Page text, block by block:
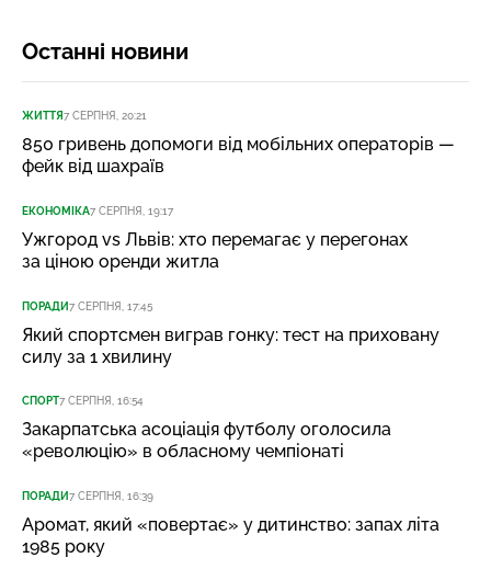
Останні новини
ЖИТТЯ7 СЕРПНЯ, 20:21
850 гривень допомоги від мобільних операторів —
фейк від шахраїв
ЕКОНОМІКА7 СЕРПНЯ, 19:17
Ужгород vs Львів: хто перемагає у перегонах
за ціною оренди житла
ПОРАДИ7 СЕРПНЯ, 17:45
Який спортсмен виграв гонку: тест на приховану
силу за 1 хвилину
СПОРТ7 СЕРПНЯ, 16:54
Закарпатська асоціація футболу оголосила
«революцію» в обласному чемпіонаті
ПОРАДИ7 СЕРПНЯ, 16:39
Аромат, який «повертає» у дитинство: запах літа
1985 року